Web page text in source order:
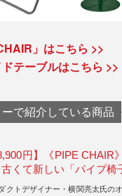
」はこちら >>
ドテーブルはこちら >>
で紹介している商品
円】《PIPE CHAIR
くて新しい「パイプ椅
クトデザイナー・横関亮太氏の